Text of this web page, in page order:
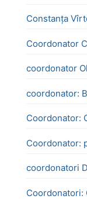
Constanța
Coordonator
coordonator
coordonator:
Coordonator:
Coordonator:
coordonatori
Coordonatori: